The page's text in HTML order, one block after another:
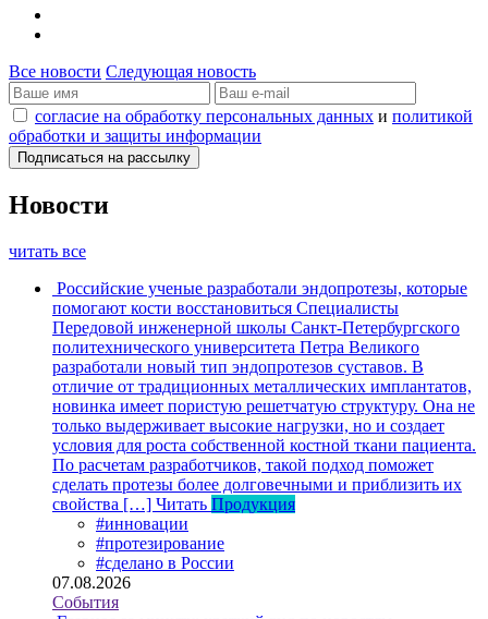
Все новости Следующая новость
согласие на обработку персональных данных и политикой
обработки и защиты информации
Новости
читать все
Российские ученые разработали эндопротезы, которые
помогают кости восстановиться Специалисты
Передовой инженерной школы Санкт-Петербургского
политехнического университета Петра Великого
разработали новый тип эндопротезов суставов. В
отличие от традиционных металлических имплантатов,
новинка имеет пористую решетчатую структуру. Она не
только выдерживает высокие нагрузки, но и создает
условия для роста собственной костной ткани пациента.
По расчетам разработчиков, такой подход поможет
сделать протезы более долговечными и приблизить их
свойства […] Читать Продукция
#инновации
#протезирование
#сделано в России
07.08.2026
События